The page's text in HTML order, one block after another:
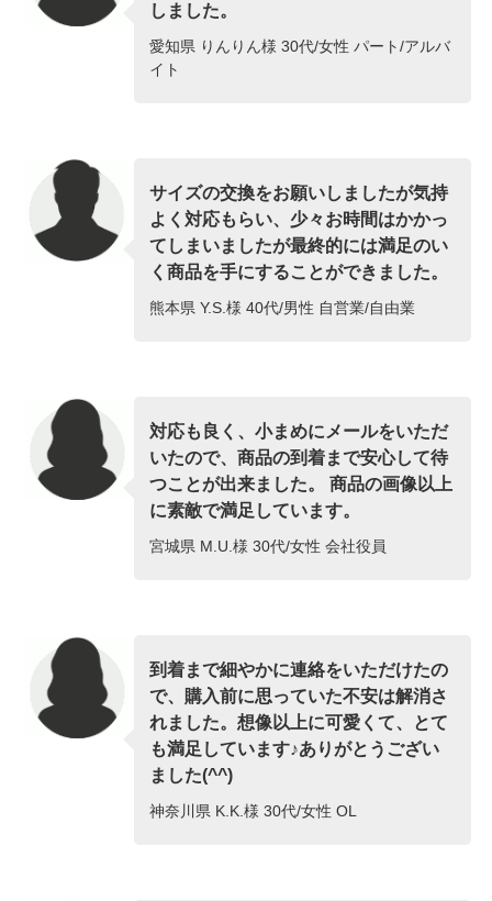
しました。
愛知県 りんりん様 30代/女性 パート/アルバ
イト
サイズの交換をお願いしましたが気持
よく対応もらい、少々お時間はかかっ
てしまいましたが最終的には満足のい
く商品を手にすることができました。
熊本県 Y.S.様 40代/男性 自営業/自由業
対応も良く、小まめにメールをいただ
いたので、商品の到着まで安心して待
つことが出来ました。 商品の画像以上
に素敵で満足しています。
宮城県 M.U.様 30代/女性 会社役員
到着まで細やかに連絡をいただけたの
で、購入前に思っていた不安は解消さ
れました。想像以上に可愛くて、とて
も満足しています♪ありがとうござい
ました(^^)
神奈川県 K.K.様 30代/女性 OL